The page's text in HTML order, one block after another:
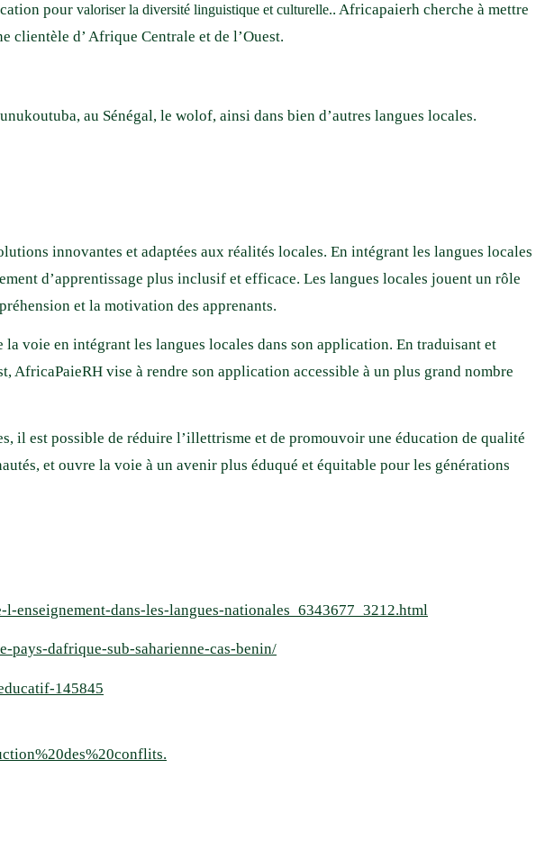
pour valoriser la diversité linguistique et culturelle.. Africapaierh cherche à mettre
clientèle d’ Afrique Centrale et de l’Ouest.
au Sénégal, le wolof, ainsi dans bien d’autres langues locales.
innovantes et adaptées aux réalités locales. En intégrant les langues locales
d’apprentissage plus inclusif et efficace. Les langues locales jouent un rôle
et la motivation des apprenants.
voie en intégrant les langues locales dans son application. En traduisant et
AfricaPaieRH vise à rendre son application accessible à un plus grand nombre
il est possible de réduire l’illettrisme et de promouvoir une éducation de qualité
et ouvre la voie à un avenir plus éduqué et équitable pour les générations
dans-les-langues-nationales_6343677_3212.html
dafrique-sub-saharienne-cas-benin/
145845